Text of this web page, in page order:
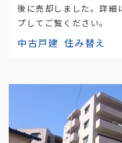
後に売却しました。詳細
プしてご覧ください。
中古戸建 住み替え